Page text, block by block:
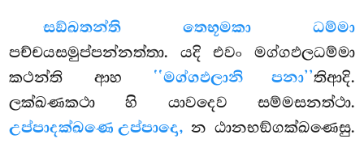
සඞ්ඛතන්ති තෙභූමකා ධම්මා
පච්චයසමුප්පන්නත්තා. යදි එවං මග්ගඵලධම්මා
කථන්ති ආහ ‘‘මග්ගඵලානි පනා’’තිආදි.
ලක්ඛණකථා හි යාවදෙව සම්මසනත්ථා.
උප්පාදක්ඛණෙ උප්පාදො, න ඨානභඞ්ගක්ඛණෙසු.